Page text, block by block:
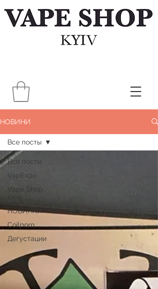
НОВИНИ
Все посты
VapExpo
Vape Shop
НОВИНКИ
Coilporn
Дегустации
Все посты